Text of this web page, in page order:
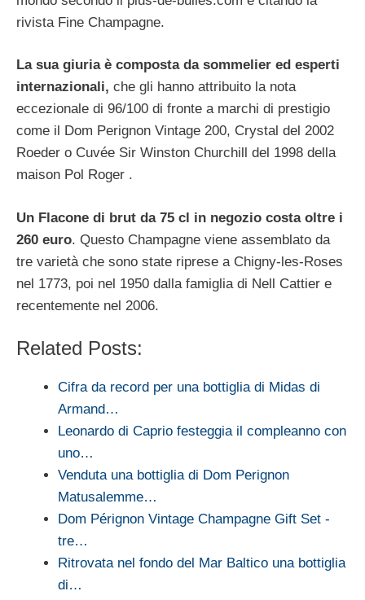
rivista Fine Champagne.
La sua giuria è composta da sommelier ed esperti
internazionali, che gli hanno attribuito la nota
eccezionale di 96/100 di fronte a marchi di prestigio
come il Dom Perignon Vintage 200, Crystal del 2002
Roeder o Cuvée Sir Winston Churchill del 1998 della
maison Pol Roger .
Un Flacone di brut da 75 cl in negozio costa oltre i
260 euro. Questo Champagne viene assemblato da
tre varietà che sono state riprese a Chigny-les-Roses
nel 1773, poi nel 1950 dalla famiglia di Nell Cattier e
recentemente nel 2006.
Related Posts:
Cifra da record per una bottiglia di Midas di
Armand…
Leonardo di Caprio festeggia il compleanno con
uno…
Venduta una bottiglia di Dom Perignon
Matusalemme…
Dom Pérignon Vintage Champagne Gift Set -
tre…
Ritrovata nel fondo del Mar Baltico una bottiglia
di…